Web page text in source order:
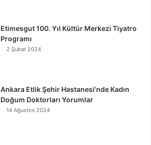
Etimesgut 100. Yıl Kültür Merkezi Tiyatro
Programı
2 Şubat 2024
Ankara Etlik Şehir Hastanesi’nde Kadın
Doğum Doktorları Yorumlar
14 Ağustos 2024